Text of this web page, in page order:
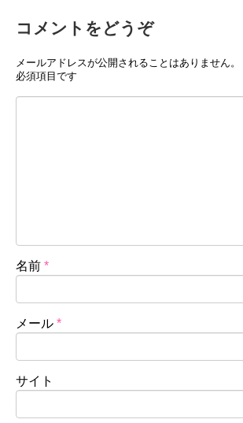
コメントをどうぞ
メールアドレスが公開されることはありません。
必須項目です
名前 *
メール *
サイト